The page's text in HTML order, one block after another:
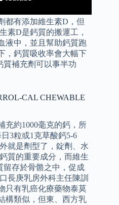
都有添加維生素D，但
素D是鈣質的搬運工，
液中，並且幫助鈣質跑
，鈣質吸收率會大幅下
質補充劑可以事半功
CAL CHEWABLE
充約1000毫克的鈣，所
3粒或1克草酸鈣5-6
就是劑型了，錠劑、水
質的重要成分，而維生
留存於骨骼之中，促成
長庚乳房外科主任陳訓
只有乳癌化療藥物泰莫
構類似，但東、西方乳